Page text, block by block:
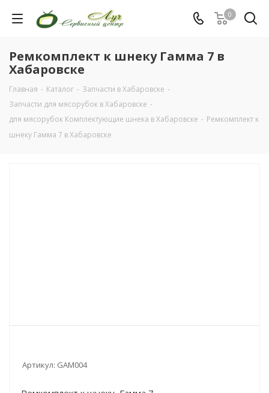
0
Ремкомплект к шнеку Гамма 7 в
Хабаровске
Главная - Каталог - Запчасти в Хабаровске -
Запчасти для мясорубок в Хабаровске -
для мясорубок Комплектующие шнека в Хабаровске - Ремкомплект к
шнеку Гамма 7 в Хабаровске
Артикул: GAM004